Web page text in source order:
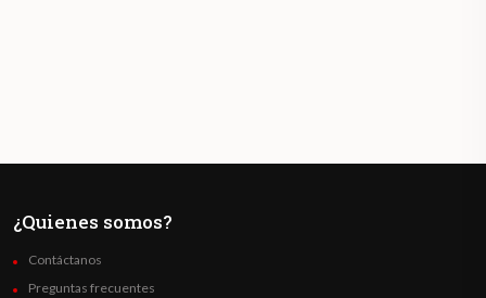
¿Quienes somos?
Contáctanos
Preguntas frecuentes